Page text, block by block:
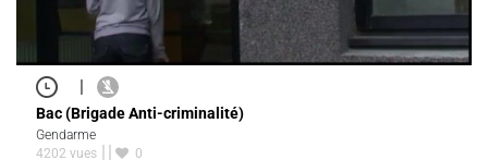
|
Bac (Brigade Anti-criminalité)
Gendarme
4202 vues
0